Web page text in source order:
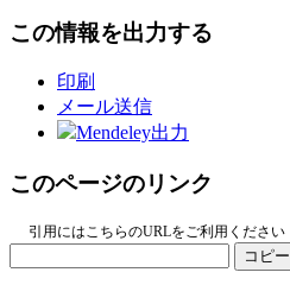
この情報を出力する
印刷
メール送信
Mendeley出力
このページのリンク
引用にはこちらのURLをご利用ください
コピー